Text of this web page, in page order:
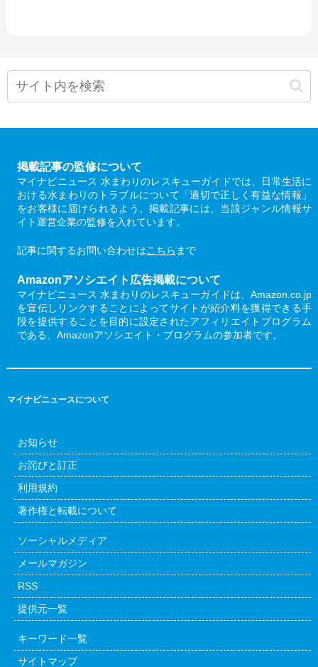
掲載記事の監修について
マイナビニュース 水まわりのレスキューガイドでは、日常生活に
おける水まわりのトラブルについて「適切で正しく有益な情報」
をお客様に届けられるよう、掲載記事には、当該ジャンル情報サ
イト運営企業の監修を入れています。
記事に関するお問い合わせはこちら まで
Amazonアソシエイト広告掲載について
マイナビニュース 水まわりのレスキューガイドは、Amazon.co.jp
を宣伝しリンクすることによってサイトが紹介料を獲得できる手
段を提供することを目的に設定されたアフィリエイトプログラム
である、Amazonアソシエイト・プログラムの参加者です。
マイナビニュースについて
お知らせ
お詫びと訂正
利用規約
著作権と転載について
ソーシャルメディア
メールマガジン
RSS
提供元一覧
キーワード一覧
サイトマップ